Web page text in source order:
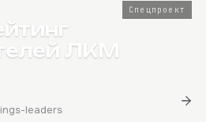
Спецпроект
ЛКМ
leaders